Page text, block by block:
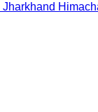
Jharkhand